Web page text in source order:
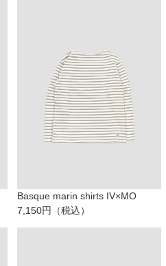
Basque marin shirts IV×MO
7,150円（税込）